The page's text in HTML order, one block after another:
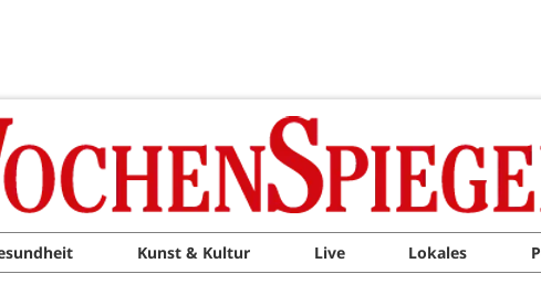
Kunst & Kultur Live Lokales